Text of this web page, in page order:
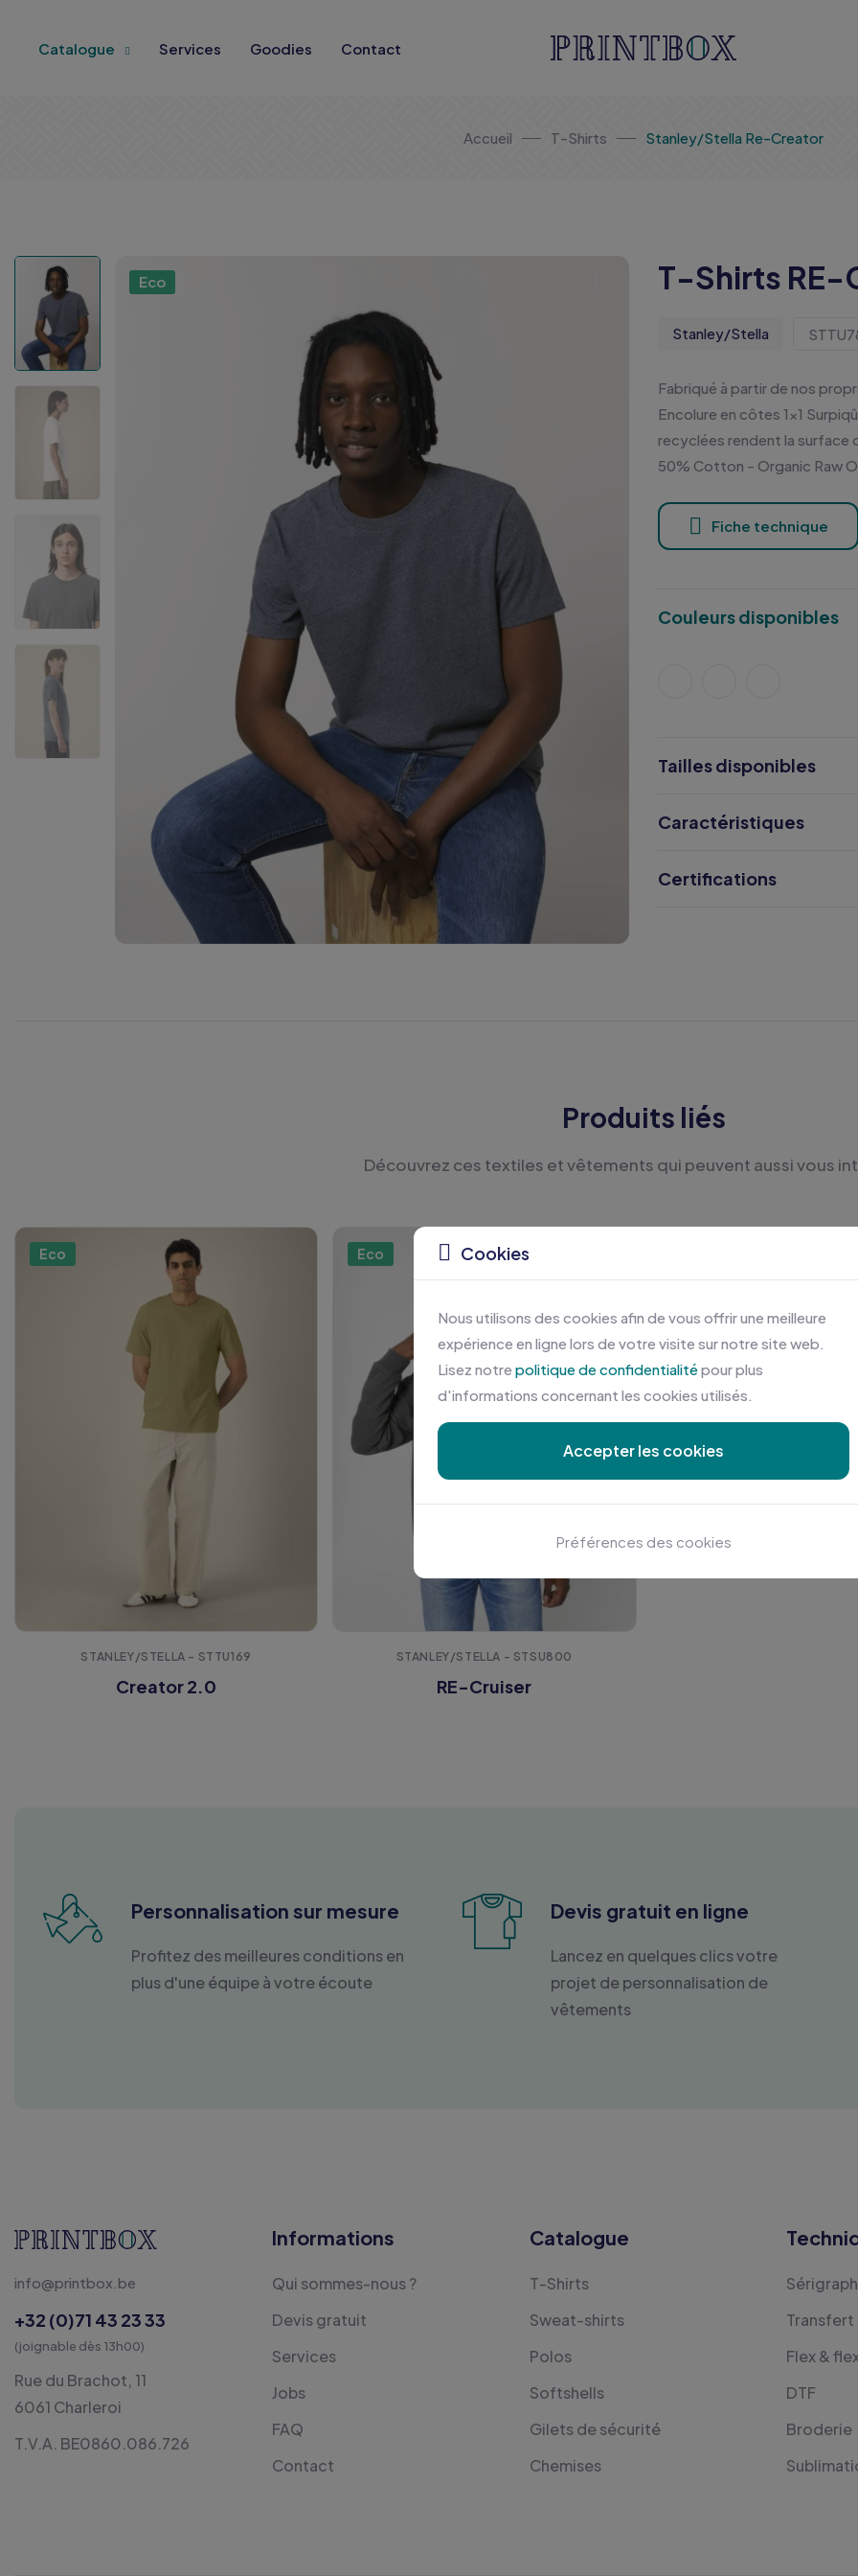
Catalogue Services Goodies Contact
Accueil T-Shirts Stanley/Stella Re-Creator
Eco T-Shirts RE-
Stanley/Stella
Fabriqué à partir de nos
Encolure en côtes 1x1
recyclées rendent la surface
50% Cotton - Organic Raw
Fiche technique
Couleurs disponibles
Tailles disponibles
Caractéristiques
Certifications
Produits liés
Découvrez ces textiles et vêtements qui peuvent aussi vous
Eco
STANLEY/STELLA - STTU169
Creator 2.0
Eco
STANLEY/STELLA - STSU800
RE-Cruiser
Personnalisation sur mesure
Profitez des meilleures conditions en
plus d'une équipe à votre écoute
Devis gratuit en ligne
Lancez en quelques clics votre
projet de personnalisation de
vêtements
info@printbox.be
+32 (0)71 43 23 33
(joignable dès 13h00)
Rue du Brachot, 11
6061 Charleroi
T.V.A. BE0860.086.726
Informations
Qui sommes-nous ?
Devis gratuit
Services
Jobs
FAQ
Contact
Catalogue
T-Shirts
Sweat-shirts
Polos
Softshells
Gilets de sécurité
Chemises
Flex &
DTF
Broderie
Cookies
Nous utilisons des cookies afin de vous offrir une meilleure
expérience en ligne lors de votre visite sur notre site web.
Lisez notre politique de confidentialitépour plus
d'informations concernant les cookies utilisés.
Accepter les cookies
Préférences des cookies